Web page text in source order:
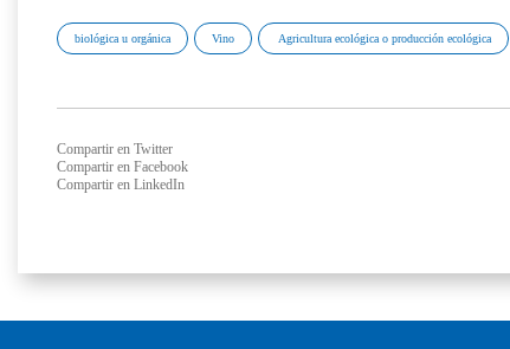
biológica u orgánica Vino Agricultura ecológica o producción ecológica
Compartir en Twitter
Compartir en Facebook
Compartir en LinkedIn